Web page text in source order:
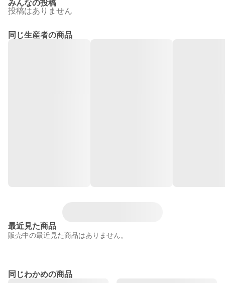
みんなの投稿
投稿はありません
同じ生産者の商品
最近見た商品
販売中の最近見た商品はありません。
同じわかめの商品